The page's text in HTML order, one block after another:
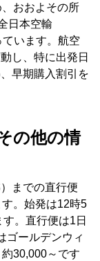
おおよその所
日本空輸
ています。航空
し、特に出発日
早期購入割引を
の他の情
までの直行便
。始発は12時5
。直行便は1日
ゴールデンウィ
30,000～です